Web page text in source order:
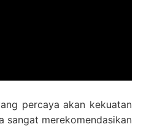
percaya akan kekuatan
sangat merekomendasikan